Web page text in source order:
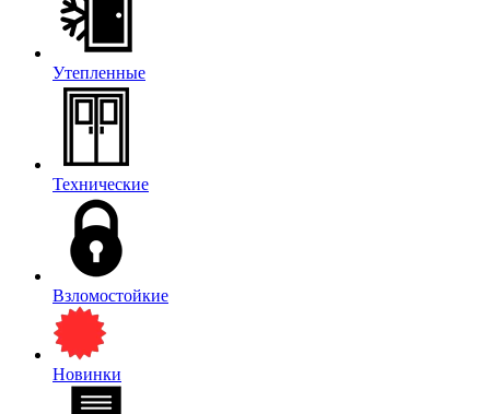
Утепленные
Технические
Взломостойкие
Новинки